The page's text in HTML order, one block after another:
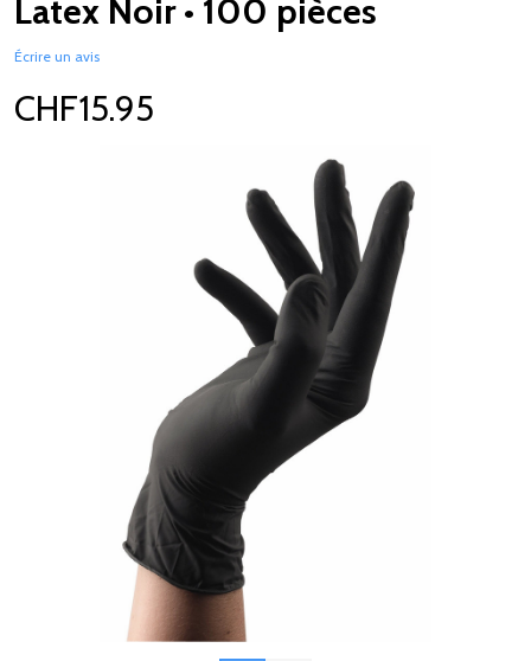
Latex Noir • 100 pièces
Écrire un avis
CHF15.95